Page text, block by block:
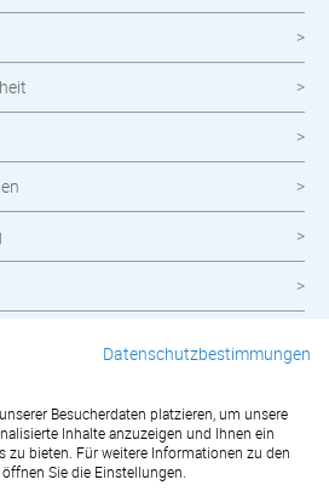
Datenschutzbestimmungen
Besucherdaten platzieren, um unsere
Inhalte anzuzeigen und Ihnen ein
zu bieten. Für weitere Informationen zu den
Sie die Einstellungen.